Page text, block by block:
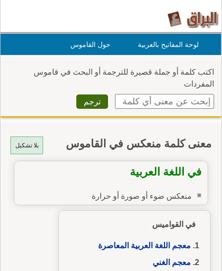
لوحة المفاتيح بالعربية حول القاموس
اكتب كلمة أو جملة قصيرة للترجمة أو البحث في قاموس
المفردات
بلا تشكيل معنى كلمة منعكس في القاموس
في اللغة العربية
منعكس ضوء أو صورة أو حرارة
في القواميس
معجم اللغة العربية المعاصرة
معجم الغني